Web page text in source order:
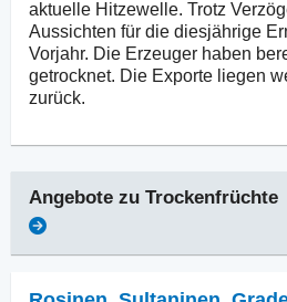
aktuelle Hitzewelle. Trotz
Aussichten für die diesjährige
Vorjahr. Die Erzeuger haben
getrocknet. Die Exporte liegen
zurück.
Angebote zu Trockenfrüchte